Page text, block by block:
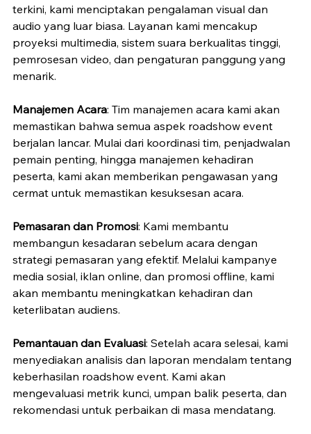
terkini, kami menciptakan pengalaman visual dan
audio yang luar biasa. Layanan kami mencakup
proyeksi multimedia, sistem suara berkualitas tinggi,
pemrosesan video, dan pengaturan panggung yang
menarik.
Manajemen Acara: Tim manajemen acara kami akan
memastikan bahwa semua aspek roadshow event
berjalan lancar. Mulai dari koordinasi tim, penjadwalan
pemain penting, hingga manajemen kehadiran
peserta, kami akan memberikan pengawasan yang
cermat untuk memastikan kesuksesan acara.
Pemasaran dan Promosi: Kami membantu
membangun kesadaran sebelum acara dengan
strategi pemasaran yang efektif. Melalui kampanye
media sosial, iklan online, dan promosi offline, kami
akan membantu meningkatkan kehadiran dan
keterlibatan audiens.
Pemantauan dan Evaluasi: Setelah acara selesai, kami
menyediakan analisis dan laporan mendalam tentang
keberhasilan roadshow event. Kami akan
mengevaluasi metrik kunci, umpan balik peserta, dan
rekomendasi untuk perbaikan di masa mendatang.